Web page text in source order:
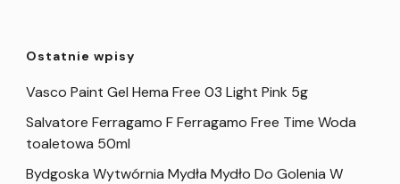
Ostatnie wpisy
Vasco Paint Gel Hema Free 03 Light Pink 5g
Salvatore Ferragamo F Ferragamo Free Time Woda
toaletowa 50ml
Bydgoska Wytwórnia Mydła Mydło Do Golenia W